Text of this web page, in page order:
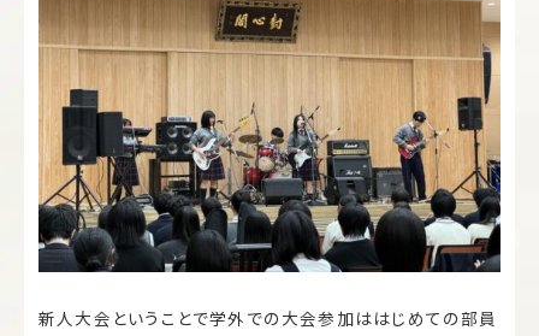
新人大会ということで学外での大会参加ははじめての部員